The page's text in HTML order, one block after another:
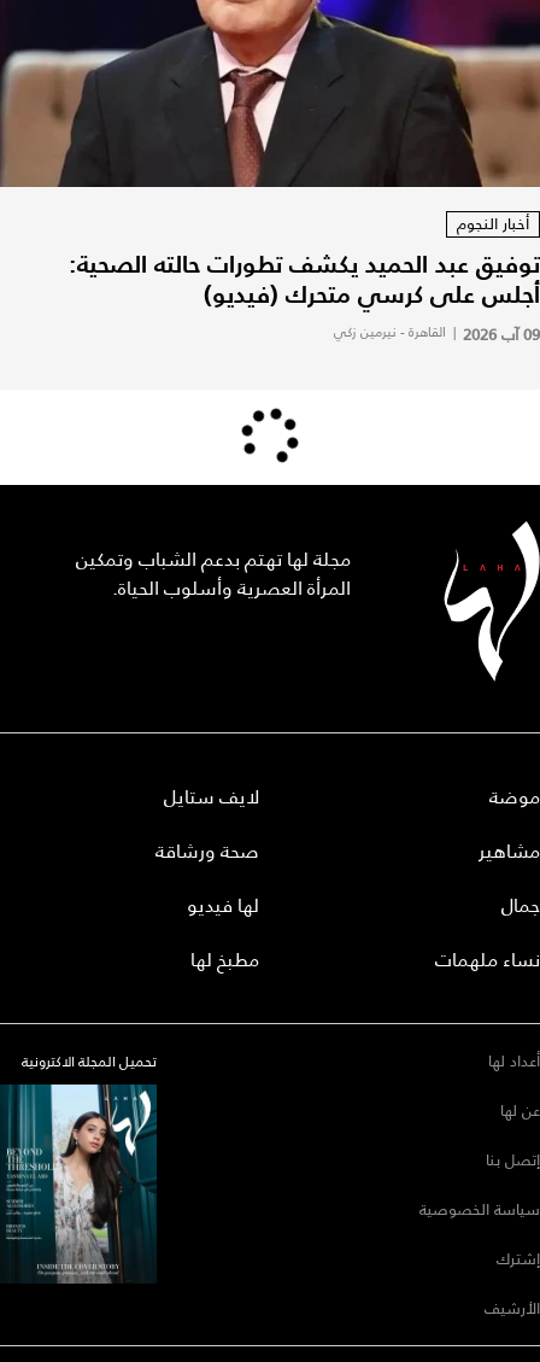
أخبار النجوم
توفيق عبد الحميد يكشف تطورات حالته الصحية:
أجلس على كرسي متحرك (فيديو)
09 آب 2026 | القاهرة - نيرمين زكي
مجلة لها تهتم بدعم الشباب وتمكين
المرأة العصرية وأسلوب الحياة.
موضة
مشاهير
جمال
نساء ملهمات
لايف ستايل
صحة ورشاقة
لها فيديو
مطبخ لها
أعداد لها
عن لها
إتصل بنا
سياسة الخصوصية
إشترك
الأرشيف
تحميل المجلة الاكترونية